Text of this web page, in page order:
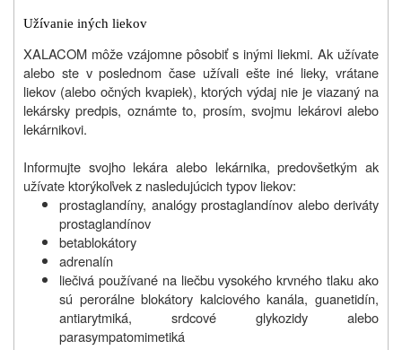
Užívanie iných liekov
XALACOM môže vzájomne pôsobiť s inými liekmi. Ak užívate
alebo ste v poslednom čase užívali ešte iné lieky, vrátane
liekov (alebo očných kvapiek), ktorých výdaj nie je viazaný na
lekársky predpis, oznámte to, prosím, svojmu lekárovi alebo
lekárnikovi.
Informujte svojho lekára alebo lekárnika, predovšetkým ak
užívate ktorýkoľvek z nasledujúcich typov liekov:
prostaglandíny, analógy prostaglandínov alebo deriváty
prostaglandínov
betablokátory
adrenalín
liečivá používané na liečbu vysokého krvného tlaku ako
sú perorálne blokátory kalciového kanála, guanetidín,
antiarytmiká, srdcové glykozidy alebo
parasympatomimetiká